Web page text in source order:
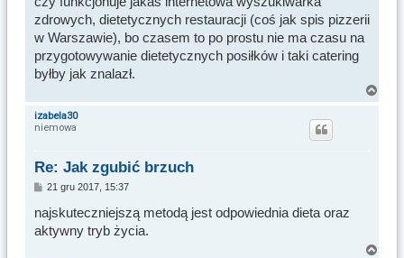
zdrowych, dietetycznych restauracji (coś jak spis pizzerii
w Warszawie), bo czasem to po prostu nie ma czasu na
przygotowywanie dietetycznych posiłków i taki catering
byłby jak znalazł.
N
izabela30
niemowa
Re: Jak zgubić brzuch
P
s
t
21 gru 2017, 15:37
najskuteczniejszą metodą jest odpowiednia dieta oraz
aktywny tryb życia.